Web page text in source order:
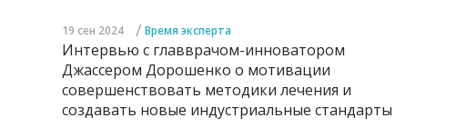
19 сен 2024 / Время эксперта
Интервью с главврачом-инноватором
Джассером Дорошенко о мотивации
совершенствовать методики лечения и
создавать новые индустриальные стандарты